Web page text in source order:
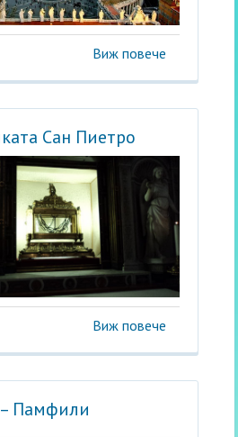
Виж повече
Сан Пиетро
Виж повече
Памфили